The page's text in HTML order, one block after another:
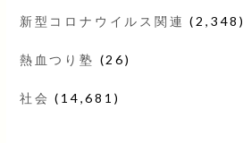
新型コロナウイルス関連 (2,348)
熱血つり塾 (26)
社会 (14,681)